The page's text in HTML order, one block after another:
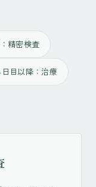
精密検査
目以降：治療